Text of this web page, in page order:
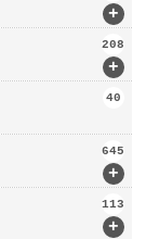
+
+
208
40
+
645
+
113